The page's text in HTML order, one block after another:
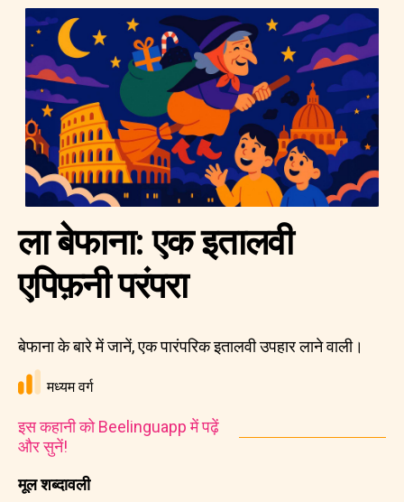
मूल शब्दावली
ला बेफाना: एक इतालवी
एपिफ़नी परंपरा
बेफाना के बारे में जानें, एक पारंपरिक इतालवी उपहार लाने वाली।
मध्यम वर्ग
इस कहानी को Beelinguapp में पढ़ें
और सुनें!